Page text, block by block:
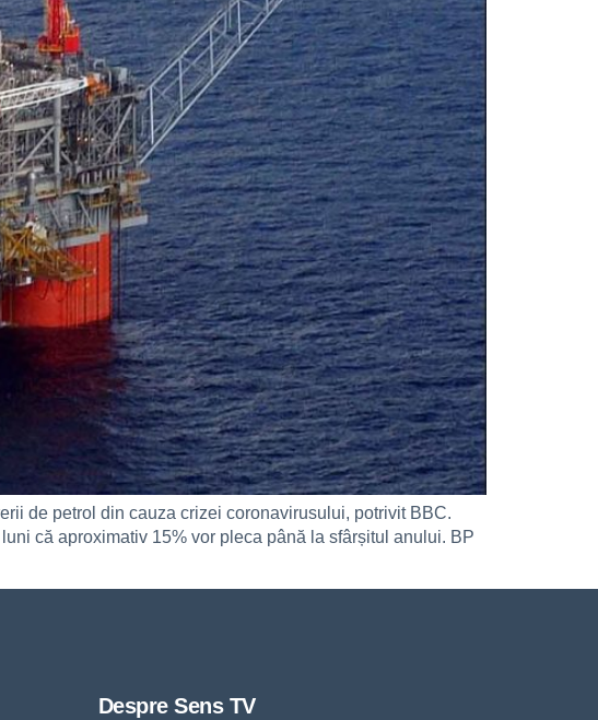
de petrol din cauza crizei coronavirusului, potrivit BBC.
că aproximativ 15% vor pleca până la sfârșitul anului. BP
Despre Sens TV